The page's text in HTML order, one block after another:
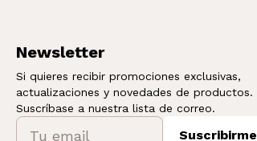
Newsletter
Si quieres recibir promociones exclusivas,
actualizaciones y novedades de productos.
Suscríbase a nuestra lista de correo.
Suscribirme